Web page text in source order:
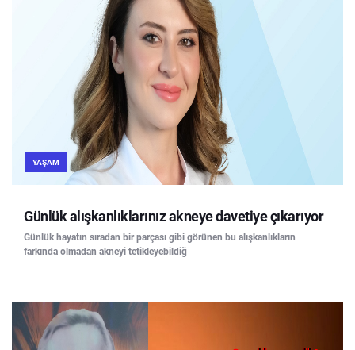
YAŞAM
Günlük alışkanlıklarınız akneye davetiye çıkarıyor
Günlük hayatın sıradan bir parçası gibi görünen bu alışkanlıkların
farkında olmadan akneyi tetikleyebildiğ